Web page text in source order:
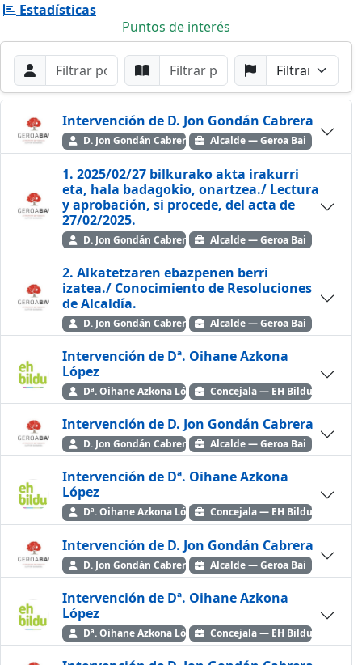
Estadísticas
Puntos de interés
Filtros de búsqueda
Buscar por OradorBuscar por Punto Buscar por Partido
Buscar
Intervención de D. Jon Gondán Cabrera
D. Jon Gondán Cabrera Alcalde — Geroa Bai
1. 2025/02/27 bilkurako akta irakurri
eta, hala badagokio, onartzea./ Lectura
y aprobación, si procede, del acta de
27/02/2025.
D. Jon Gondán Cabrera Alcalde — Geroa Bai
2. Alkatetzaren ebazpenen berri
izatea./ Conocimiento de Resoluciones
de Alcaldía.
D. Jon Gondán Cabrera Alcalde — Geroa Bai
Intervención de Dª. Oihane Azkona
López
Dª. Oihane Azkona López Concejala — EH Bildu
Intervención de D. Jon Gondán Cabrera
D. Jon Gondán Cabrera Alcalde — Geroa Bai
Intervención de Dª. Oihane Azkona
López
Dª. Oihane Azkona López Concejala — EH Bildu
Intervención de D. Jon Gondán Cabrera
D. Jon Gondán Cabrera Alcalde — Geroa Bai
Intervención de Dª. Oihane Azkona
López
Dª. Oihane Azkona López Concejala — EH Bildu